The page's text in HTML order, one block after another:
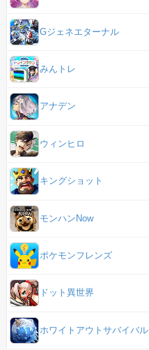
Gジェネエターナル
みんトレ
アナデン
ウィンヒロ
キングショット
モンハンNow
ポケモンフレンズ
ドット異世界
ホワイトアウトサバイバル